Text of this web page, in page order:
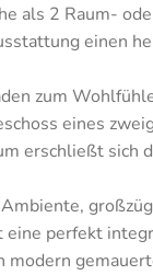
als 2 Raum-
einen
zum
eines
erschließt sich
perfekt
modern